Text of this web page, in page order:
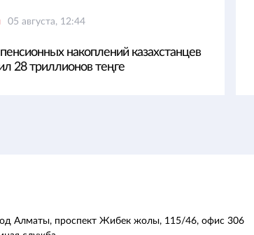
05 августа, 12:44
накоплений казахстанцев
28 триллионов теңге
Алматы, проспект Жибек жолы, 115/46, офис 306